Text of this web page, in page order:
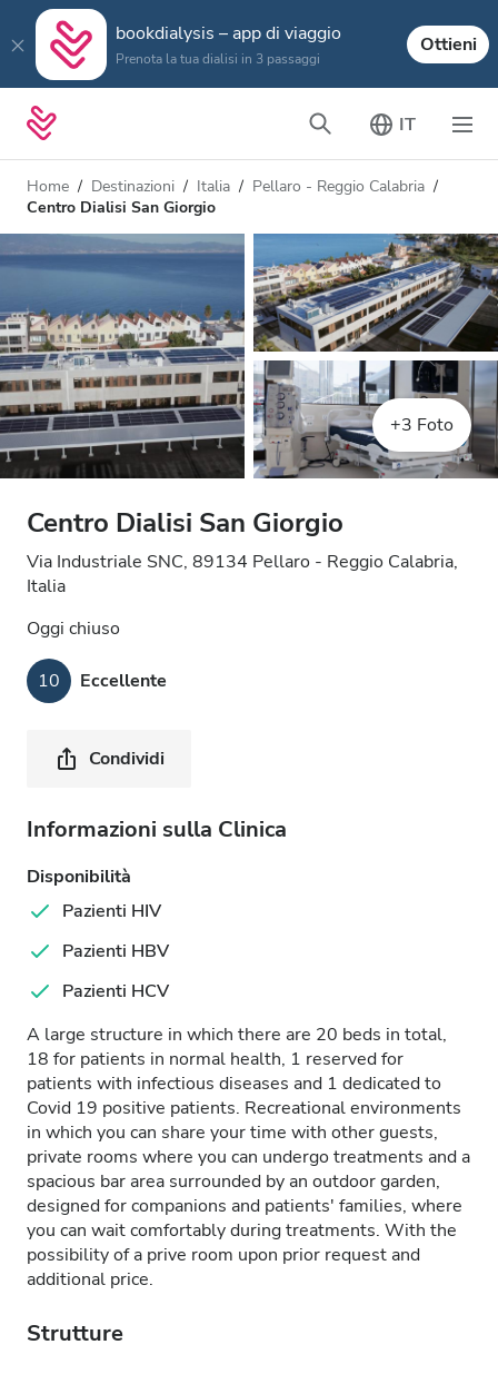
bookdialysis – app di viaggio
Prenota la tua dialisi in 3 passaggi
Ottieni
IT
Home Destinazioni Italia
Pellaro - Reggio Calabria
Centro Dialisi San Giorgio
+3 Foto
Centro Dialisi San Giorgio
Via Industriale SNC, 89134 Pellaro - Reggio Calabria,
Italia
Oggi chiuso
10 Eccellente
Condividi
Informazioni sulla Clinica
Disponibilità
Pazienti HIV
Pazienti HBV
Pazienti HCV
A large structure in which there are 20 beds in total,
18 for patients in normal health, 1 reserved for
patients with infectious diseases and 1 dedicated to
Covid 19 positive patients. Recreational environments
in which you can share your time with other guests,
private rooms where you can undergo treatments and a
spacious bar area surrounded by an outdoor garden,
designed for companions and patients' families, where
you can wait comfortably during treatments. With the
possibility of a prive room upon prior request and
additional price.
Strutture